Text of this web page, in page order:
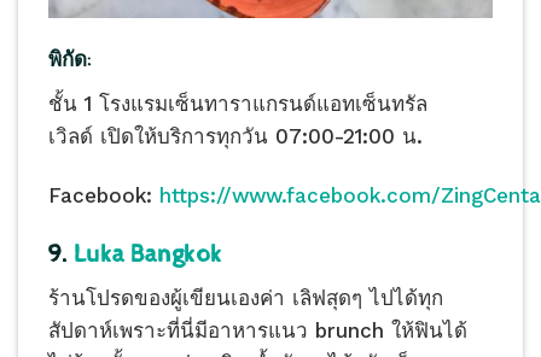
พิกัด:
ชั้น 1 โรงแรมเซ็นทาราแกรนด์แอทเซ็นทรัล
เวิลด์ เปิดให้บริการทุกวัน 07:00-21:00 น.
Facebook: https://www.facebook.com/
9. Luka Bangkok
ร้านโปรดของผู้เขียนเองค่า เลิฟสุดๆ ไปได้ทุก
สัปดาห์เพราะที่นี่มีอาหารแนว brunch ให้ฟินได้